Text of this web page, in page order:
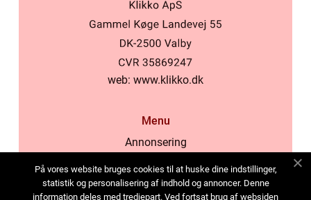
web: www.klikko.dk
Menu
Annonsering
Cookies
På vores website bruges cookies til at huske dine indstillinger,
statistik og personalisering af indhold og annoncer. Denne
information deles med tredjepart. Ved fortsat brug af websiden